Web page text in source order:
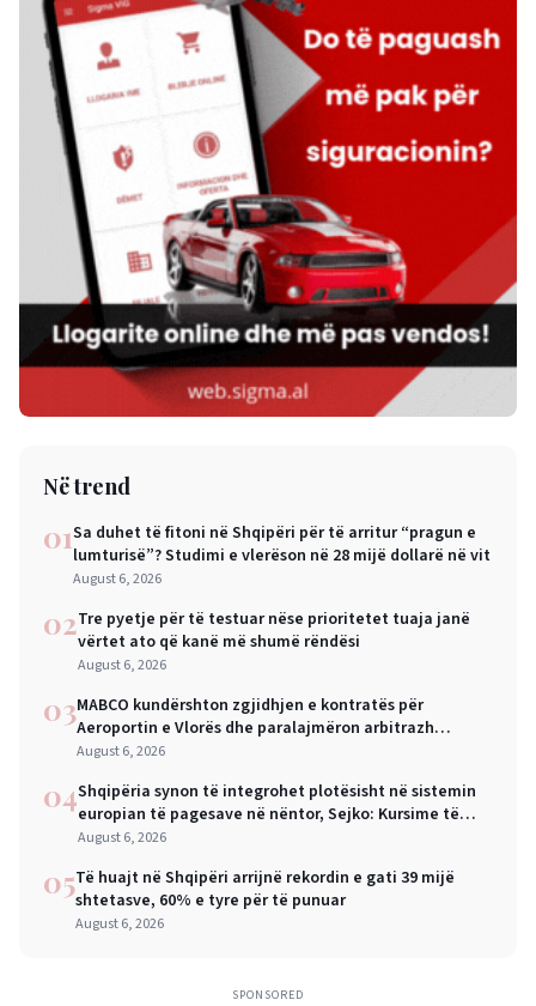
Në trend
01Sa duhet të fitoni në Shqipëri për të arritur “pragun e
lumturisë”? Studimi e vlerëson në 28 mijë dollarë në vit
August 6, 2026
02Tre pyetje për të testuar nëse prioritetet tuaja janë
vërtet ato që kanë më shumë rëndësi
August 6, 2026
03MABCO kundërshton zgjidhjen e kontratës për
Aeroportin e Vlorës dhe paralajmëron arbitrazh
ndërkombëtar
August 6, 2026
04Shqipëria synon të integrohet plotësisht në sistemin
europian të pagesave në nëntor, Sejko: Kursime të
mëdha për qytetarët dhe bizneset
August 6, 2026
05Të huajt në Shqipëri arrijnë rekordin e gati 39 mijë
shtetasve, 60% e tyre për të punuar
August 6, 2026
SPONSORED